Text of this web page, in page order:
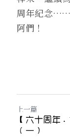
周年紀念
阿們！
上一篇
【六十周年
（一）